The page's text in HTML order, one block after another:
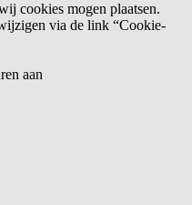
cookies mogen plaatsen.
via de link “Cookie-
aan